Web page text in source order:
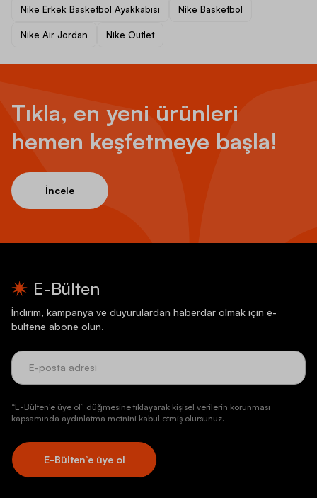
Nike Erkek Basketbol Ayakkabısı Nike Basketbol
Nike Air Jordan Nike Outlet
Tıkla, en yeni ürünleri
hemen keşfetmeye başla!
İncele
E-Bülten
İndirim, kampanya ve duyurulardan haberdar olmak için e-
bültene abone olun.
“E-Bülten’e üye ol” düğmesine tıklayarak kişisel verilerin korunması
kapsamında aydınlatma metnini kabul etmiş olursunuz.
E-Bülten’e üye ol